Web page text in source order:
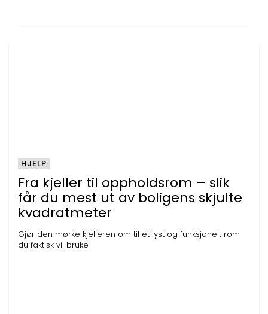
Fra kjeller til oppholdsrom – slik
får du mest ut av boligens skjulte
kvadratmeter
Gjør den mørke kjelleren om til et lyst og funksjonelt rom
du faktisk vil bruke
HJELP